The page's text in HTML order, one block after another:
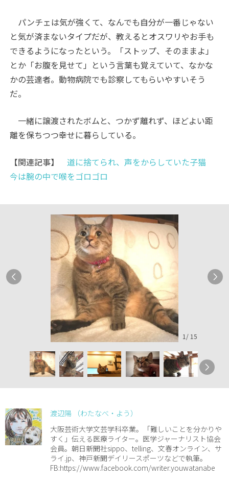
パンチェは気が強くて、なんでも自分が一番じゃない
と気が済まないタイプだが、教えるとオスワリやお手も
できるようになったという。「ストップ、そのままよ」
とか「お腹を見せて」という言葉も覚えていて、なかな
かの芸達者。動物病院でも診察してもらいやすいそう
だ。
一緒に譲渡されたボムと、つかず離れず、ほどよい距
離を保ちつつ幸せに暮らしている。
【関連記事】道に捨てられ、声をからしていた子猫
今は腕の中で喉をゴロゴロ
1 / 15
渡辺陽 （わたなべ・よう）
大阪芸術大学文芸学科卒業。「難しいことを分かりや
すく」伝える医療ライター。医学ジャーナリスト協会
会員。朝日新聞社sippo、telling、文春オンライン、サ
ライ.jp、神戸新聞デイリースポーツなどで執筆。
FB:https://www.facebook.com/writer.youwatanabe